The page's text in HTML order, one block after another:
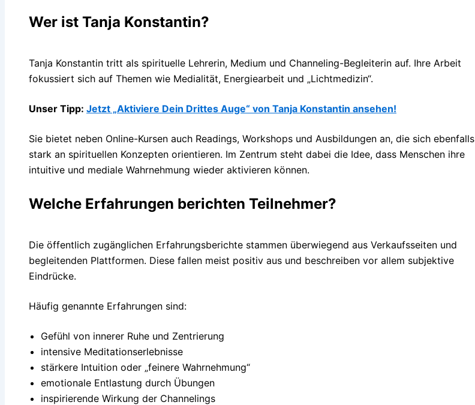
Wer ist Tanja Konstantin?
Tanja Konstantin tritt als spirituelle Lehrerin, Medium und Channeling-Begleiterin auf. Ihre Arbeit
fokussiert sich auf Themen wie Medialität, Energiearbeit und „Lichtmedizin“.
Unser Tipp: Jetzt „Aktiviere Dein Drittes Auge“ von Tanja Konstantin ansehen!
Sie bietet neben Online-Kursen auch Readings, Workshops und Ausbildungen an, die sich ebenfalls
stark an spirituellen Konzepten orientieren. Im Zentrum steht dabei die Idee, dass Menschen ihre
intuitive und mediale Wahrnehmung wieder aktivieren können.
Welche Erfahrungen berichten Teilnehmer?
Die öffentlich zugänglichen Erfahrungsberichte stammen überwiegend aus Verkaufsseiten und
begleitenden Plattformen. Diese fallen meist positiv aus und beschreiben vor allem subjektive
Eindrücke.
Häufig genannte Erfahrungen sind:
Gefühl von innerer Ruhe und Zentrierung
intensive Meditationserlebnisse
stärkere Intuition oder „feinere Wahrnehmung“
emotionale Entlastung durch Übungen
inspirierende Wirkung der Channelings